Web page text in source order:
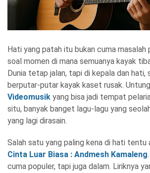
Hati yang patah itu bukan cuma masalah
soal momen di mana semuanya kayak
Dunia tetap jalan, tapi di kepala dan hati,
berputar-putar kayak kaset rusak.
Videomusik yang bisa jadi tempat
situ, banyak banget lagu-lagu yang
yang lagi dirasain.
Salah satu yang paling kena di hati tentu
Cinta Luar Biasa : Andmesh Kamaleng
cuma populer, tapi juga dalam. Liriknya